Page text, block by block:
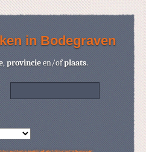
in Bodegraven
,provincieen/ofplaats.